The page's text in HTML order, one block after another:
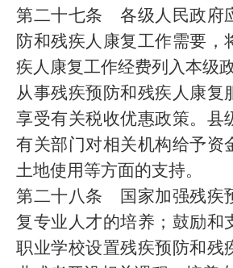
第二十七条 各级人民政府
防和残疾人康复工作需要，
疾人康复工作经费列入本级
从事残疾预防和残疾人康复
享受有关税收优惠政策。县
有关部门对相关机构给予资
土地使用等方面的支持。
第二十八条 国家加强残疾
复专业人才的培养；鼓励和
职业学校设置残疾预防和残